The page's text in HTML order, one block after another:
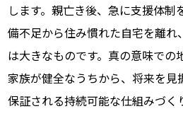
します。親亡き後、急に支援体制
備不足から住み慣れた自宅を離れ
は大きなものです。真の意味での
家族が健全なうちから、将来を
保証される持続可能な仕組みづく